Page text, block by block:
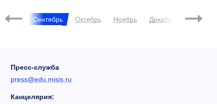
Август Сентябрь Октябрь Ноябрь Декабрь
Пресс-служба
press@edu.misis.ru
Канцелярия: